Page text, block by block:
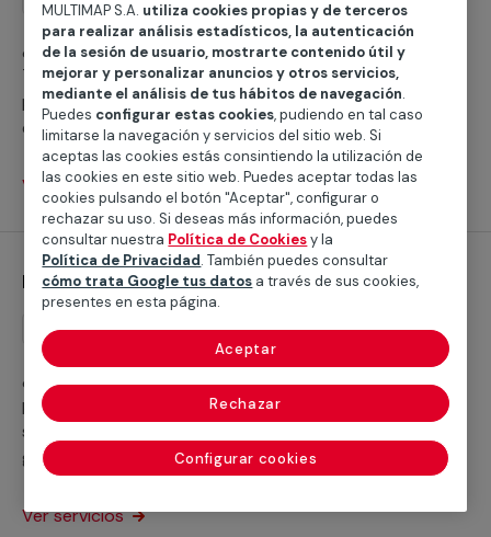
¿No tienes claro cómo realizar el alicatado de piscinas?
Te proporcionamos un servicio especializado, con
profesionales que cubrirán todas tus necesidades
durante la reforma de piscinas.
Ver servicios
Desinfección de piscinas
Mantenimiento
¿No sabes a quién llamar para la desinfección de
piscinas? El proceso es imprescindible para la
salubridad de tu instalación. Nuestros servicios te
garantizan un óptimo resultado para la piscina de tu
Ver servicios
MULTIMAP S.A. utiliza cookies propias y de terceros
para realizar análisis estadísticos, la autenticación
de la sesión de usuario, mostrarte contenido útil y
mejorar y personalizar anuncios y otros servicios,
mediante el análisis de tus hábitos de navegación.
Puedes configurar estas cookies, pudiendo en tal caso
limitarse la navegación y servicios del sitio web. Si
aceptas las cookies estás consintiendo la utilización de
las cookies en este sitio web. Puedes aceptar todas las
cookies pulsando el botón "Aceptar", configurar o
rechazar su uso. Si deseas más información, puedes
consultar nuestra Política de Cookiesy la
Política de Privacidad. También puedes consultar
cómo trata Google tus datos a través de sus cookies,
presentes en esta página.
Configurar cookies
Rechazar
Aceptar